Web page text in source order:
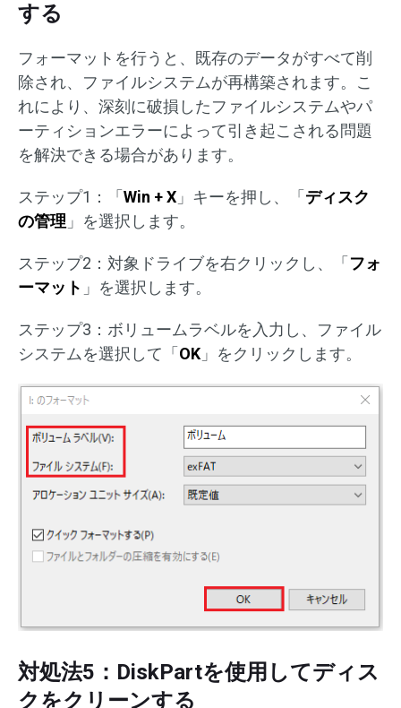
する
フォーマットを行うと、既存のデータがすべて削
除され、ファイルシステムが再構築されます。こ
れにより、深刻に破損したファイルシステムやパ
ーティションエラーによって引き起こされる問題
を解決できる場合があります。
ステップ1：「 Win + X 」キーを押し、「 ディスク
の管理 」を選択します。
ステップ2：対象ドライブを右クリックし、「 フォ
ーマット 」を選択します。
ステップ3：ボリュームラベルを入力し、ファイル
システムを選択して「 OK 」をクリックします。
対処法5：DiskPartを使用してディス
クをクリーンする